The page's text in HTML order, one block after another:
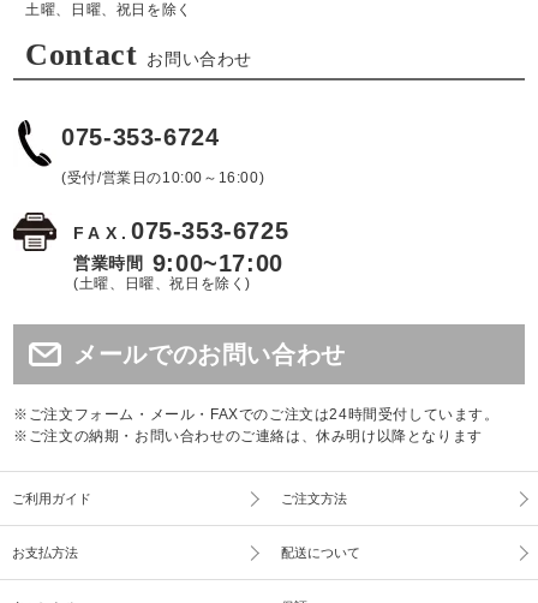
土曜、日曜、祝日を除く
Contact お問い合わせ
075-353-6724
(受付/営業日の10:00～16:00)
FAX.075-353-6725
営業時間 9:00~17:00
(土曜、日曜、祝日を除く)
メールでのお問い合わせ
※ご注文フォーム・メール・FAXでのご注文は24時間受付しています。
※ご注文の納期・お問い合わせのご連絡は、休み明け以降となります
ご利用ガイド ご注文方法
お支払方法 配送について